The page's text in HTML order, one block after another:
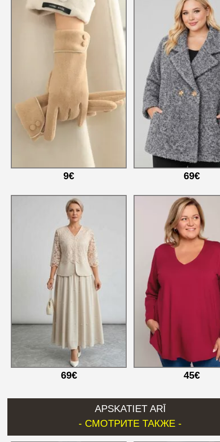
9€ 69€
69€ 45€
APSKATIET ARĪ
- СМОТРИТЕ ТАКЖЕ -